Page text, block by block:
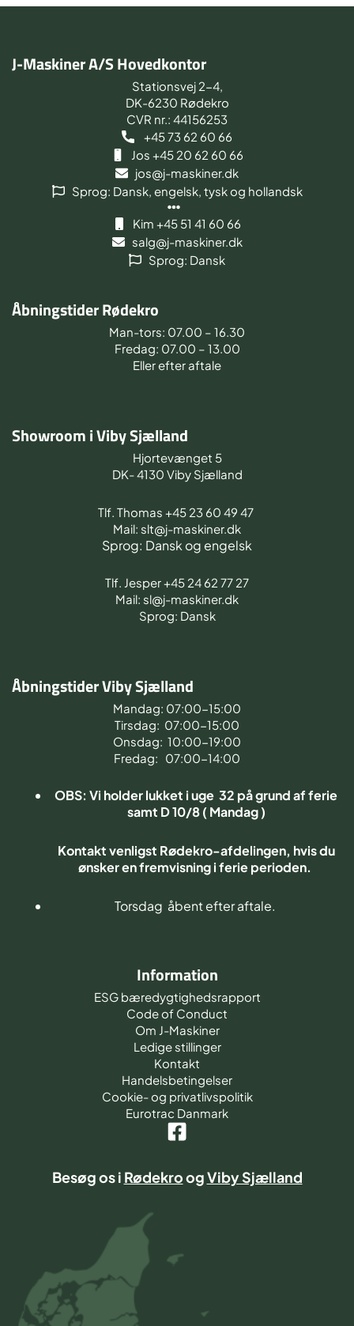
J-Maskiner A/S Hovedkontor
Stationsvej 2-4,
DK-6230 Rødekro
CVR nr.: 44156253
+45 73 62 60 66
Jos +45 20 62 60 66
jos@j-maskiner.dk
Sprog: Dansk, engelsk, tysk og hollandsk
Kim +45 51 41 60 66
salg@j-maskiner.dk
Sprog: Dansk
Åbningstider Rødekro
Man-tors: 07.00 – 16.30
Fredag: 07.00 – 13.00
Eller efter aftale
Showroom i Viby Sjælland
Hjortevænget 5
DK- 4130 Viby Sjælland
Tlf. Thomas +45 23 60 49 47
Mail: slt@j-maskiner.dk
Sprog: Dansk og engelsk
Tlf. Jesper +45 24 62 77 27
Mail: sl@j-maskiner.dk
Sprog: Dansk
Åbningstider Viby Sjælland
Mandag: 07:00-15:00
Tirsdag: 07:00-15:00
Onsdag: 10:00-19:00
Fredag: 07:00-14:00
OBS: Vi holder lukket i uge 32 på grund af ferie
samt D 10/8 ( Mandag )
Kontakt venligst Rødekro-afdelingen, hvis du
ønsker en fremvisning i ferie perioden.
Torsdag åbent efter aftale.
Information
ESG bæredygtighedsrapport
Code of Conduct
Om J-Maskiner
Ledige stillinger
Kontakt
Handelsbetingelser
Cookie- og privatlivspolitik
Eurotrac Danmark
Besøg os i RødekroogViby Sjælland